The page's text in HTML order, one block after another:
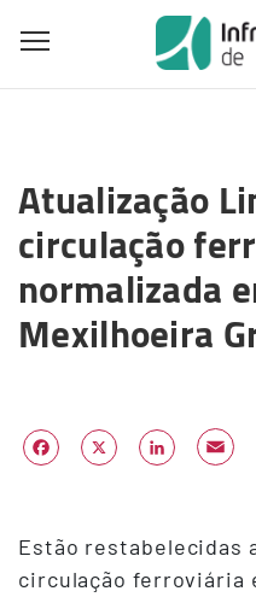
main
content
Toggle main menu
Atualização
circulação
normalizada
Mexilhoeira
Facebook
X
Estão restabelecidas
circulação ferroviária